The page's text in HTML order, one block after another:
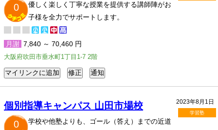
0
優しく楽しく丁寧な授業を提供する講師陣がお
子様を全力でサポートします。
月謝 7,840 ～ 70,460 円
大阪府吹田市垂水町1丁目1-7 2階
2023年8月1日
学習塾
個別指導キャンパス 山田市場校
0
学校や他塾よりも、ゴール（答え）までの近道